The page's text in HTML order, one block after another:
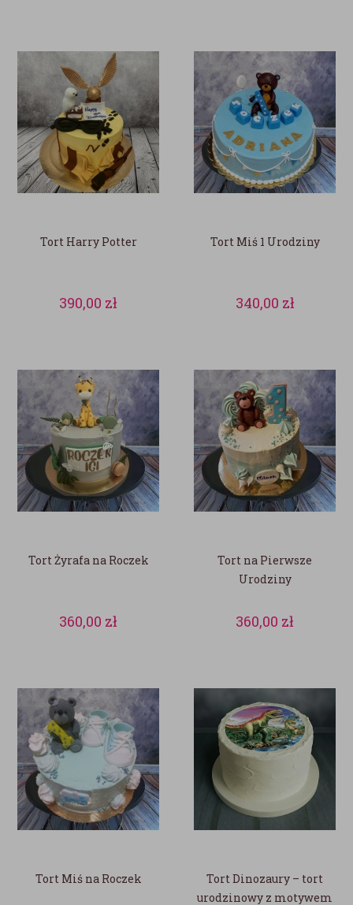
Tort Harry Potter
390,00 zł
Tort Miś 1 Urodziny
340,00 zł
Tort Żyrafa na Roczek
360,00 zł
Tort na Pierwsze
Urodziny
360,00 zł
Tort Miś na Roczek
Tort Dinozaury – tort
urodzinowy z motywem